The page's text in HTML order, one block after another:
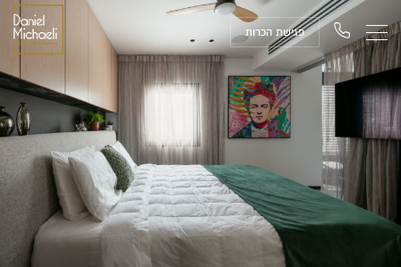
פגישת הכרות